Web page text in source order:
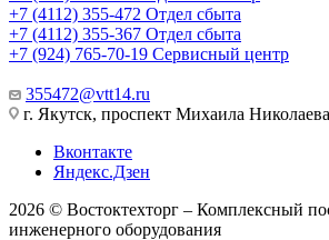
+7 (4112) 355-472 Отдел сбыта
+7 (4112) 355-367 Отдел сбыта
+7 (924) 765-70-19 Сервисный центр
355472@vtt14.ru
г. Якутск, проспект Михаила
Вконтакте
Яндекс.Дзен
2026 © Востоктехторг – Комплексный
инженерного оборудования